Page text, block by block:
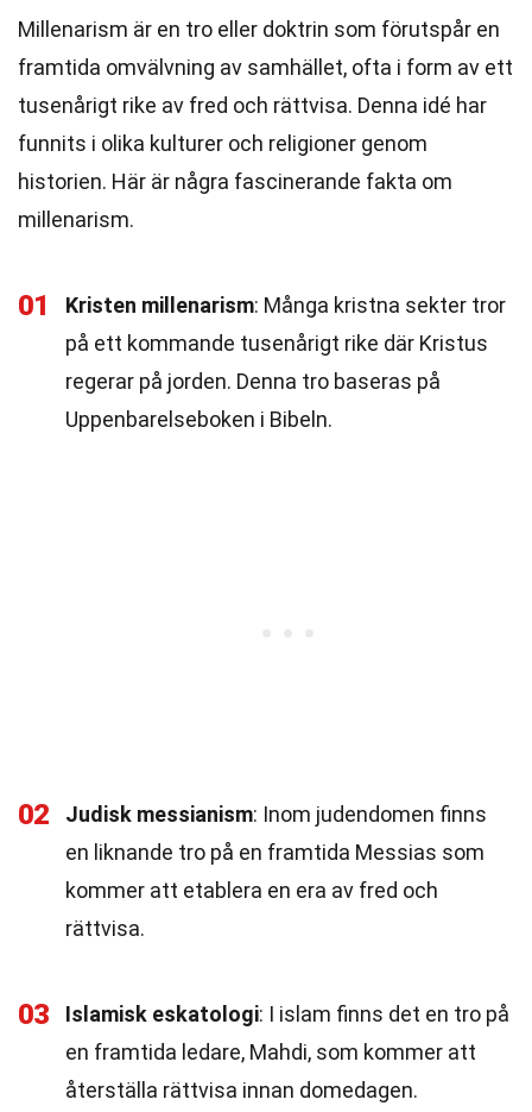
Millenarism är en tro eller doktrin som förutspår en
framtida omvälvning av samhället, ofta i form av ett
tusenårigt rike av fred och rättvisa. Denna idé har
funnits i olika kulturer och religioner genom
historien. Här är några fascinerande fakta om
millenarism.
01 Kristen millenarism: Många kristna sekter tror
på ett kommande tusenårigt rike där Kristus
regerar på jorden. Denna tro baseras på
Uppenbarelseboken i Bibeln.
02 Judisk messianism: Inom judendomen finns
en liknande tro på en framtida Messias som
kommer att etablera en era av fred och
rättvisa.
03 Islamisk eskatologi: I islam finns det en tro på
en framtida ledare, Mahdi, som kommer att
återställa rättvisa innan domedagen.